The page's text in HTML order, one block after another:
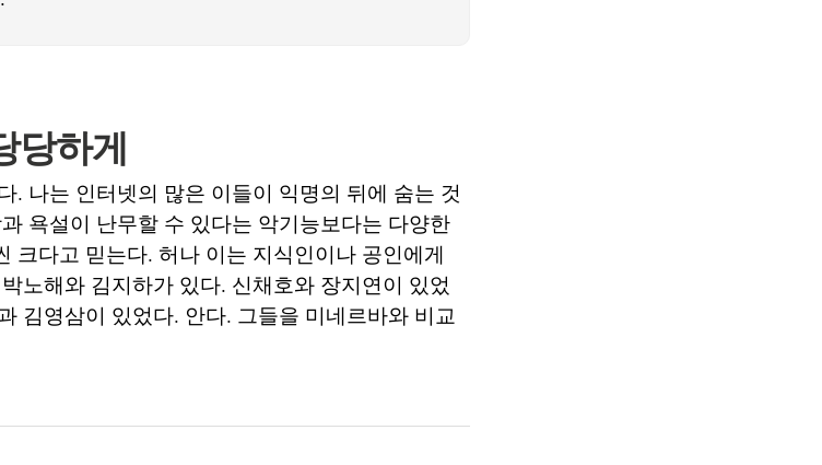
당하게
. 나는 인터넷의 많은 이들이 익명의 뒤에 숨는 것
욕설이 난무할 수 있다는 악기능보다는 다양한
크다고 믿는다. 허나 이는 지식인이나 공인에게
노해와 김지하가 있다. 신채호와 장지연이 있었
김영삼이 있었다. 안다. 그들을 미네르바와 비교